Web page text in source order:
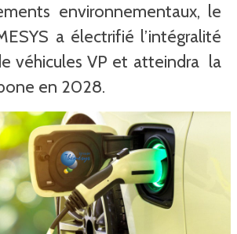
environnementaux, le
a électrifié l’intégralité
véhicules VP et atteindra la
en 2028.